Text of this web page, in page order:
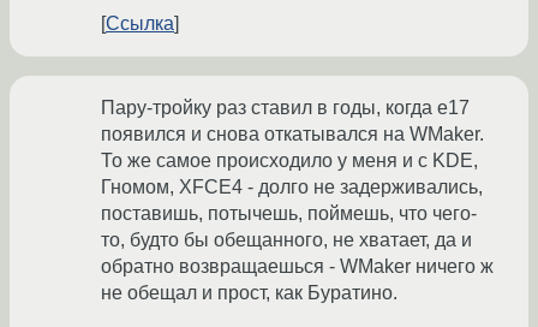
Ссылка
Пару-тройку раз ставил в годы, когда e17
появился и снова откатывался на WMaker.
То же самое происходило у меня и с KDE,
Гномом, XFCE4 - долго не задерживались,
поставишь, потычешь, поймешь, что чего-
то, будто бы обещанного, не хватает, да и
обратно возвращаешься - WMaker ничего ж
не обещал и прост, как Буратино.